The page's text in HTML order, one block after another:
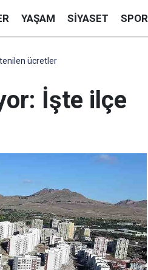
YAŞAM SIYASET SPOR
ücretler
İşte ilçe